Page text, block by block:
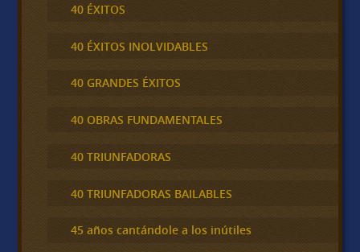
40 ÉXITOS
40 ÉXITOS INOLVIDABLES
40 GRANDES ÉXITOS
40 OBRAS FUNDAMENTALES
40 TRIUNFADORAS
40 TRIUNFADORAS BAILABLES
45 años cantándole a los inútiles